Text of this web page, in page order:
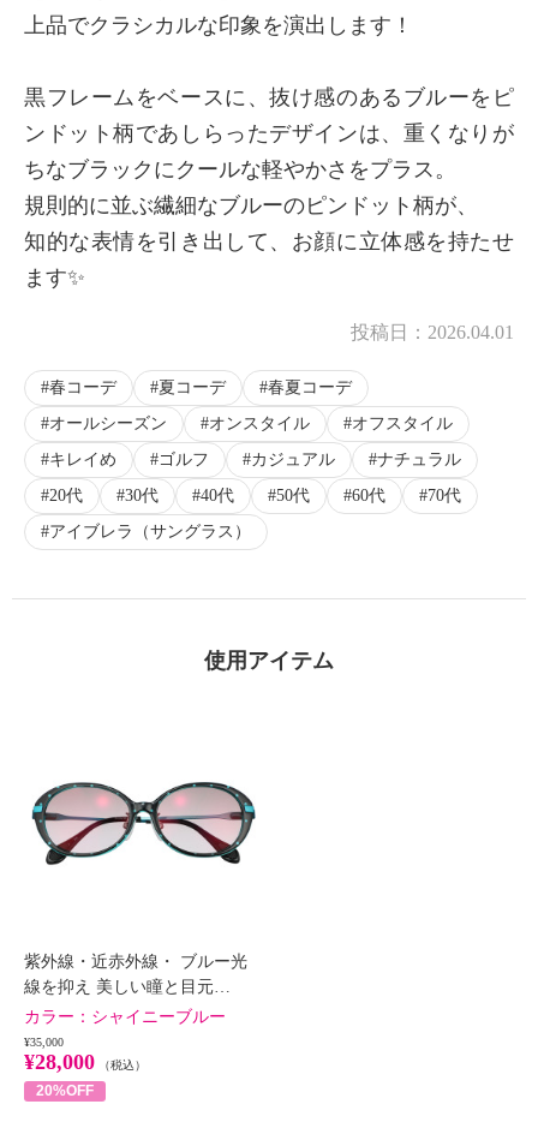
上品でクラシカルな印象を演出します！
黒フレームをベースに、抜け感のあるブルーをピ
ンドット柄であしらったデザインは、重くなりが
ちなブラックにクールな軽やかさをプラス。
規則的に並ぶ繊細なブルーのピンドット柄が、
知的な表情を引き出して、お顔に立体感を持たせ
ます✨
投稿日： 2026.04.01
春コーデ 夏コーデ
春夏コーデ
オールシーズン
オンスタイル
オフスタイル
キレイめ
ゴルフ カジュアル
ナチュラル
20代
30代 40代 50代 60代
70代
アイブレラ（サングラス）
使用アイテム
紫外線・近赤外線・ ブルー光
線を抑え 美しい瞳と目元…
カラー： シャイニーブルー
¥35,000
¥28,000 （税込）
20%OFF